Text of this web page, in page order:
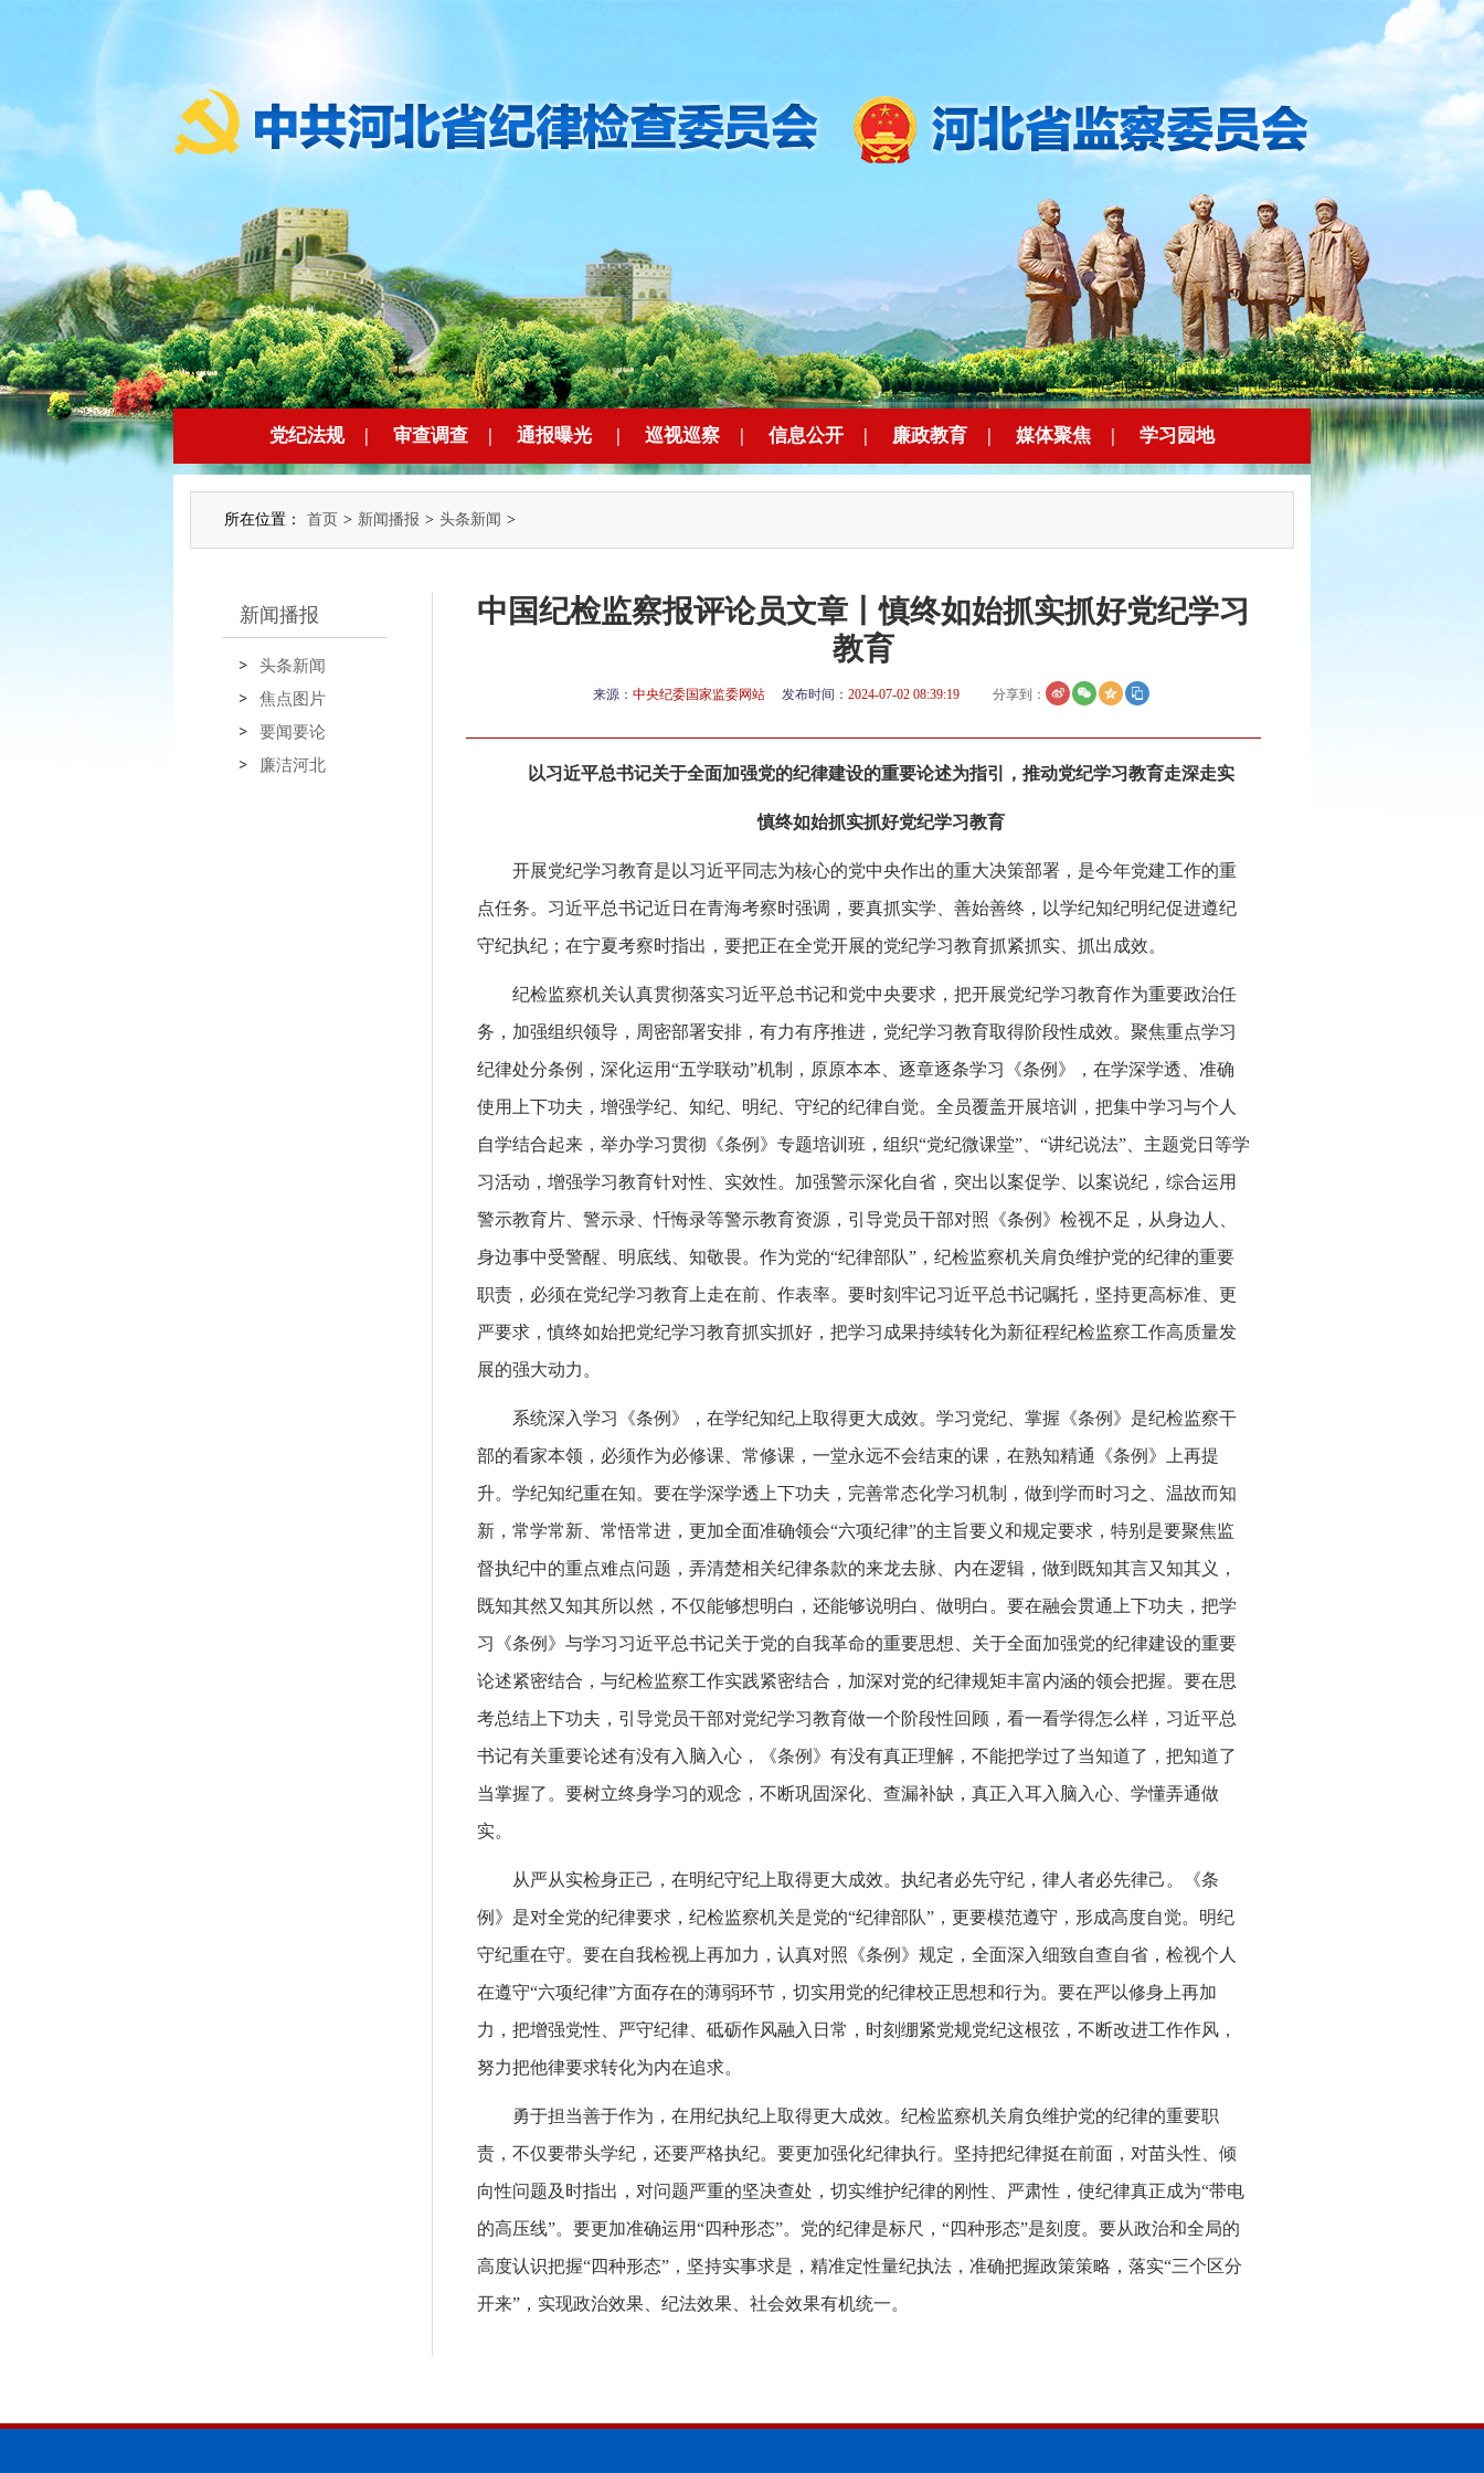
党纪法规 | 审查调查 | 通报曝光 | 巡视巡察 | 信息公开 | 廉政教育 | 媒体聚焦 | 学习园地
所在位置： 首页 > 新闻播报 > 头条新闻 >
新闻播报
头条新闻
焦点图片
要闻要论
廉洁河北
中国纪检监察报评论员文章丨慎终如始抓实抓好党纪学习
教育
来源： 中央纪委国家监委网站 发布时间： 2024-07-02 08:39:19 分享到：
以习近平总书记关于全面加强党的纪律建设的重要论述为指引，推动党纪学习教育走深走实
慎终如始抓实抓好党纪学习教育
开展党纪学习教育是以习近平同志为核心的党中央作出的重大决策部署，是今年党建工作的重
点任务。习近平总书记近日在青海考察时强调，要真抓实学、善始善终，以学纪知纪明纪促进遵纪
守纪执纪；在宁夏考察时指出，要把正在全党开展的党纪学习教育抓紧抓实、抓出成效。
纪检监察机关认真贯彻落实习近平总书记和党中央要求，把开展党纪学习教育作为重要政治任
务，加强组织领导，周密部署安排，有力有序推进，党纪学习教育取得阶段性成效。聚焦重点学习
纪律处分条例，深化运用“五学联动”机制，原原本本、逐章逐条学习《条例》，在学深学透、准确
使用上下功夫，增强学纪、知纪、明纪、守纪的纪律自觉。全员覆盖开展培训，把集中学习与个人
自学结合起来，举办学习贯彻《条例》专题培训班，组织“党纪微课堂”、“讲纪说法”、主题党日等学
习活动，增强学习教育针对性、实效性。加强警示深化自省，突出以案促学、以案说纪，综合运用
警示教育片、警示录、忏悔录等警示教育资源，引导党员干部对照《条例》检视不足，从身边人、
身边事中受警醒、明底线、知敬畏。作为党的“纪律部队”，纪检监察机关肩负维护党的纪律的重要
职责，必须在党纪学习教育上走在前、作表率。要时刻牢记习近平总书记嘱托，坚持更高标准、更
严要求，慎终如始把党纪学习教育抓实抓好，把学习成果持续转化为新征程纪检监察工作高质量发
展的强大动力。
系统深入学习《条例》，在学纪知纪上取得更大成效。学习党纪、掌握《条例》是纪检监察干
部的看家本领，必须作为必修课、常修课，一堂永远不会结束的课，在熟知精通《条例》上再提
升。学纪知纪重在知。要在学深学透上下功夫，完善常态化学习机制，做到学而时习之、温故而知
新，常学常新、常悟常进，更加全面准确领会“六项纪律”的主旨要义和规定要求，特别是要聚焦监
督执纪中的重点难点问题，弄清楚相关纪律条款的来龙去脉、内在逻辑，做到既知其言又知其义，
既知其然又知其所以然，不仅能够想明白，还能够说明白、做明白。要在融会贯通上下功夫，把学
习《条例》与学习习近平总书记关于党的自我革命的重要思想、关于全面加强党的纪律建设的重要
论述紧密结合，与纪检监察工作实践紧密结合，加深对党的纪律规矩丰富内涵的领会把握。要在思
考总结上下功夫，引导党员干部对党纪学习教育做一个阶段性回顾，看一看学得怎么样，习近平总
书记有关重要论述有没有入脑入心，《条例》有没有真正理解，不能把学过了当知道了，把知道了
当掌握了。要树立终身学习的观念，不断巩固深化、查漏补缺，真正入耳入脑入心、学懂弄通做
实。
从严从实检身正己，在明纪守纪上取得更大成效。执纪者必先守纪，律人者必先律己。《条
例》是对全党的纪律要求，纪检监察机关是党的“纪律部队”，更要模范遵守，形成高度自觉。明纪
守纪重在守。要在自我检视上再加力，认真对照《条例》规定，全面深入细致自查自省，检视个人
在遵守“六项纪律”方面存在的薄弱环节，切实用党的纪律校正思想和行为。要在严以修身上再加
力，把增强党性、严守纪律、砥砺作风融入日常，时刻绷紧党规党纪这根弦，不断改进工作作风，
努力把他律要求转化为内在追求。
勇于担当善于作为，在用纪执纪上取得更大成效。纪检监察机关肩负维护党的纪律的重要职
责，不仅要带头学纪，还要严格执纪。要更加强化纪律执行。坚持把纪律挺在前面，对苗头性、倾
向性问题及时指出，对问题严重的坚决查处，切实维护纪律的刚性、严肃性，使纪律真正成为“带电
的高压线”。要更加准确运用“四种形态”。党的纪律是标尺，“四种形态”是刻度。要从政治和全局的
高度认识把握“四种形态”，坚持实事求是，精准定性量纪执法，准确把握政策策略，落实“三个区分
开来”，实现政治效果、纪法效果、社会效果有机统一。